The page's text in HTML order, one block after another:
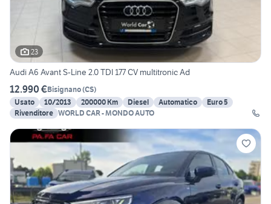
23
Audi A6 Avant S-Line 2.0 TDI 177 CV multitronic Ad
12.990 €Bisignano(CS)
Usato
10/2013 200000 Km Diesel Automatico
Euro 5
Rivenditore WORLD CAR - MONDO AUTO